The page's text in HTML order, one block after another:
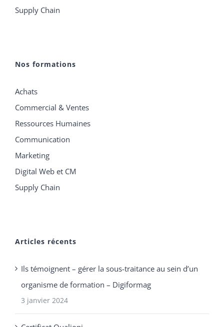
Supply Chain
Nos formations
Achats
Commercial & Ventes
Ressources Humaines
Communication
Marketing
Digital Web et CM
Supply Chain
Articles récents
Ils témoignent – gérer la sous-traitance au sein d’un
organisme de formation – Digiformag
3 janvier 2024